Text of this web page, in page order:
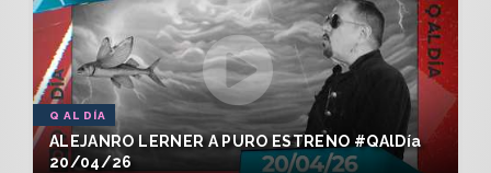
Q AL DÍA
ALEJANRO LERNER A PURO ESTRENO #QAlDía
20/04/26